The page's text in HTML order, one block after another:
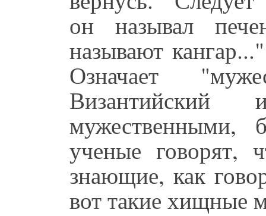
он называл
называют
Означает
Византийский
мужественными,
ученые говорят,
знающие, как
вот такие хищные